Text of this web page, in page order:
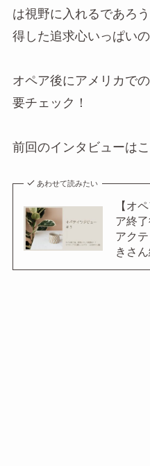
は視野に入れるであろ
得した追求心いっぱい
オペア後にアメリカで
要チェック！
前回のインタビューは
あわせて読みたい
【オ
ア終
アク
きさ